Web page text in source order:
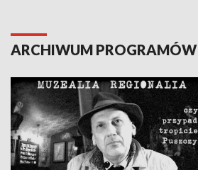
ARCHIWUM PROGRAMÓW